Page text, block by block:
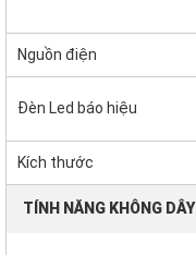
Nguồn điện
Đèn Led báo hiệu
Kích thước
TÍNH NĂNG KHÔNG DÂY